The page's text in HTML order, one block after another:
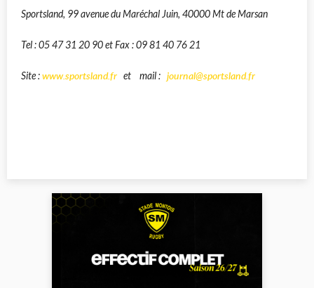
Sportsland, 99 avenue du Maréchal Juin, 40000 Mt de Marsan
Tel : 05 47 31 20 90 et Fax : 09 81 40 76 21
Site :www.sportsland.fr et mail : journal@sportsland.fr